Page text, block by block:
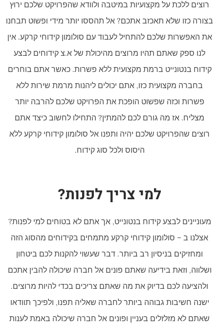
רוצים ללכת על מקצועיות במיטבה ולוודא שהפרויקט שלכם ירוץ
בצורה כזו שלא תאכזב אתכם? אל תהססו יותר מידי ופשוט תבחנו
את האפשרות שלכם להתחיל לעבוד עם סולומון קידוחי קרקע. אין
לנו ספק שאתם תהיו מרוצים מהיכולת של א.צ קידוחים לבצע
קידוח בנטונייט ברמת מקצועית ללא פשרות. כאשר אתם בוחרים
בחברה מקצועית כזו, אתם יכולים ליהנות מרמת שירות ללא
פשרות וכזה שפשוט הופכת את הפרויקט שלכם להרבה יותר
מצליח. אז מה גורם לכם להמתין? התחילו לחשוב כיצד אתם
רוצים שהפרויקט שלכם יהיה ותפנו אל סולומון קידוחי קרקע ללא
היסוס ולכל סוג קידוח.
למי צריך לפנות?
מעוניינים לבצע קידוח בנטונייט, אך אתם לא בטוחים למי לפנות?
אצלנו ב – סולומון קידוחי קרקע מתמחים בקידוחים מהסוג הזה
ומחזיקים בניסיון רב ביותר. דבר שעשוי להקנות לכם ביטחון
ושלווה, וזאת בידיעה שאתם פונים אל חברה שיכולה להבין אתכם
ולהציעה לכם בדיוק את מה שאתם צריכים בכדי להיות מרוצים.
ישנה חשיבות גבוהה ביותר לחברה שאליה תפנו, ולפיכך תוודאו
שאתם לא מזלזלים בעניין ופונים אל חברה שיכולה באמת לענות